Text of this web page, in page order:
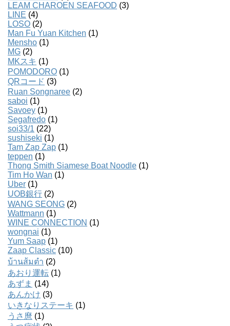
LEAM CHAROEN SEAFOOD (3)
LINE (4)
LOSO (2)
Man Fu Yuan Kitchen (1)
Mensho (1)
MG (2)
MKスキ (1)
POMODORO (1)
QRコード (3)
Ruan Songnaree (2)
saboi (1)
Savoey (1)
Segafredo (1)
soi33/1 (22)
sushiseki (1)
Tam Zap Zap (1)
teppen (1)
Thong Smith Siamese Boat Noodle (1)
Tim Ho Wan (1)
Uber (1)
UOB銀行 (2)
WANG SEONG (2)
Wattmann (1)
WINE CONNECTION (1)
wongnai (1)
Yum Saap (1)
Zaap Classic (10)
บ้านส้มตํา (2)
あおり運転 (1)
あずま (14)
あんかけ (3)
いきなりステーキ (1)
うさ麿 (1)